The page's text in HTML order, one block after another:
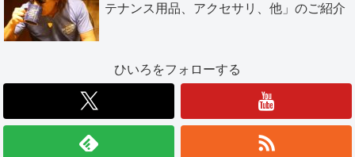
テナンス用品、アクセサリ、他」のご紹介
ひいろをフォローする